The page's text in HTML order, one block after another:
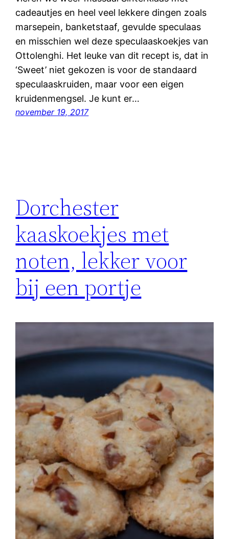
cadeautjes en heel veel lekkere dingen zoals
marsepein, banketstaaf, gevulde speculaas
en misschien wel deze speculaaskoekjes van
Ottolenghi. Het leuke van dit recept is, dat in
‘Sweet’ niet gekozen is voor de standaard
speculaaskruiden, maar voor een eigen
kruidenmengsel. Je kunt er…
november 19, 2017
Dorchester
kaaskoekjes met
noten, lekker voor
bij een portje